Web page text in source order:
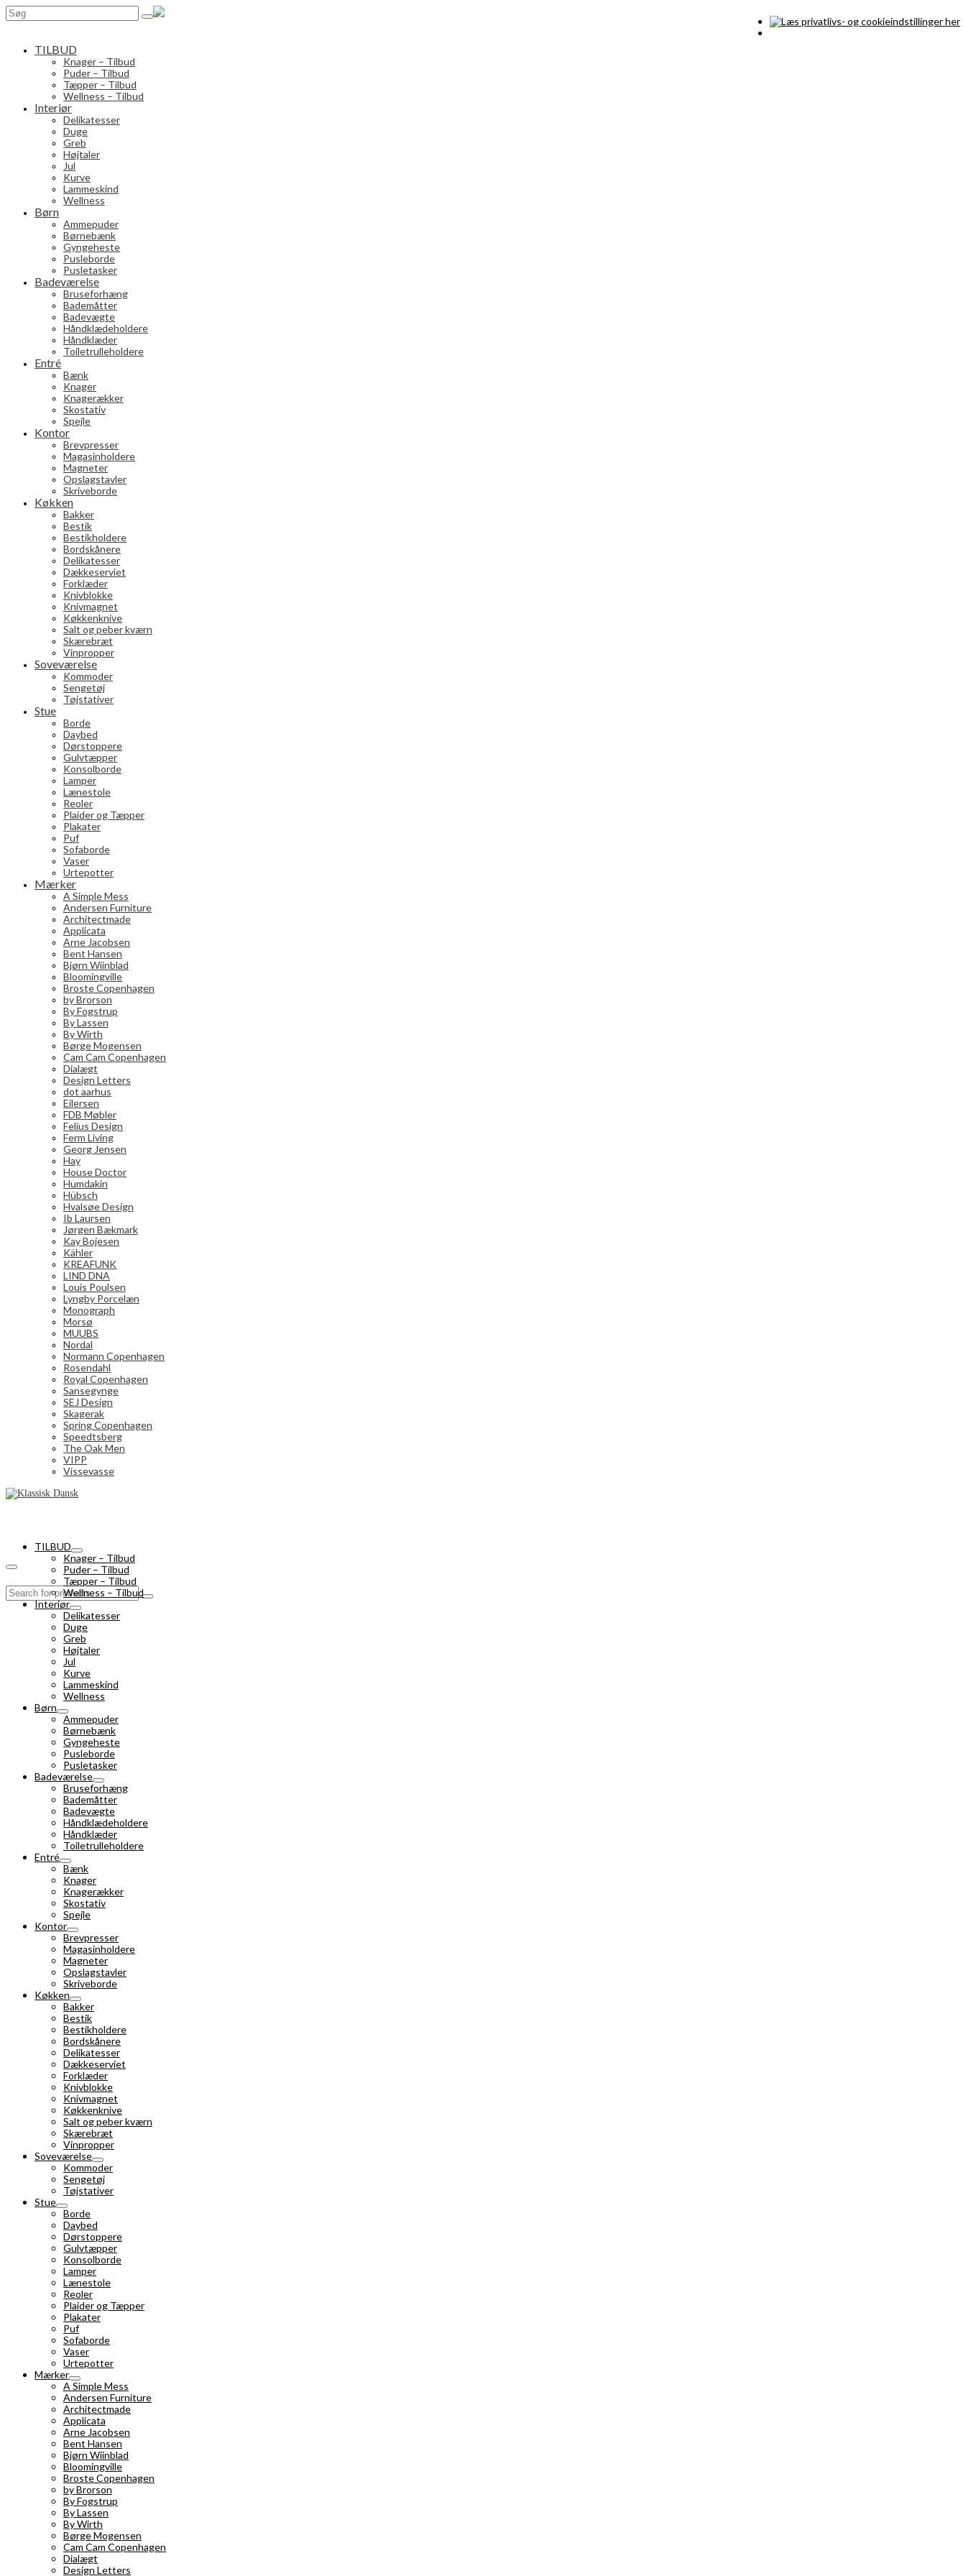
Search
for:
TILBUD
Knager – Tilbud
Puder – Tilbud
Tæpper – Tilbud
Wellness – Tilbud
Interiør
Delikatesser
Duge
Greb
Højtaler
Jul
Kurve
Lammeskind
Wellness
Børn
Ammepuder
Børnebænk
Gyngeheste
Pusleborde
Pusletasker
Badeværelse
Bruseforhæng
Bademåtter
Badevægte
Håndklædeholdere
Håndklæder
Toiletrulleholdere
Entré
Bænk
Knager
Knagerækker
Skostativ
Spejle
Kontor
Brevpresser
Magasinholdere
Magneter
Opslagstavler
Skriveborde
Køkken
Bakker
Bestik
Bestikholdere
Bordskånere
Delikatesser
Dækkeserviet
Forklæder
Knivblokke
Knivmagnet
Køkkenknive
Salt og peber kværn
Skærebræt
Vinpropper
Soveværelse
Kommoder
Sengetøj
Tøjstativer
Stue
Borde
Daybed
Dørstoppere
Gulvtæpper
Konsolborde
Lamper
Lænestole
Reoler
Plaider og Tæpper
Plakater
Puf
Sofaborde
Vaser
Urtepotter
Mærker
A Simple Mess
Andersen Furniture
Architectmade
Applicata
Arne Jacobsen
Bent Hansen
Bjørn Wiinblad
Bloomingville
Broste Copenhagen
by Brorson
By Fogstrup
By Lassen
By Wirth
Børge Mogensen
Cam Cam Copenhagen
Dialægt
Design Letters
dot aarhus
Eilersen
FDB Møbler
Felius Design
Ferm Living
Georg Jensen
Hay
House Doctor
Humdakin
Hübsch
Hvalsøe Design
Ib Laursen
Jørgen Bækmark
Kay Bojesen
Kähler
KREAFUNK
LIND DNA
Louis Poulsen
Lyngby Porcelæn
Monograph
Morsø
MUUBS
Nordal
Normann Copenhagen
Rosendahl
Royal Copenhagen
Sansegynge
SEJ Design
Skagerak
Spring Copenhagen
Speedtsberg
The Oak Men
VIPP
Vissevasse
Search
for:
TILBUD
Knager – Tilbud
Puder – Tilbud
Tæpper – Tilbud
Wellness – Tilbud
Interiør
Delikatesser
Duge
Greb
Højtaler
Jul
Kurve
Lammeskind
Wellness
Børn
Ammepuder
Børnebænk
Gyngeheste
Pusleborde
Pusletasker
Badeværelse
Bruseforhæng
Bademåtter
Badevægte
Håndklædeholdere
Håndklæder
Toiletrulleholdere
Entré
Bænk
Knager
Knagerækker
Skostativ
Spejle
Kontor
Brevpresser
Magasinholdere
Magneter
Opslagstavler
Skriveborde
Køkken
Bakker
Bestik
Bestikholdere
Bordskånere
Delikatesser
Dækkeserviet
Forklæder
Knivblokke
Knivmagnet
Køkkenknive
Salt og peber kværn
Skærebræt
Vinpropper
Soveværelse
Kommoder
Sengetøj
Tøjstativer
Stue
Borde
Daybed
Dørstoppere
Gulvtæpper
Konsolborde
Lamper
Lænestole
Reoler
Plaider og Tæpper
Plakater
Puf
Sofaborde
Vaser
Urtepotter
Mærker
A Simple Mess
Andersen Furniture
Architectmade
Applicata
Arne Jacobsen
Bent Hansen
Bjørn Wiinblad
Bloomingville
Broste Copenhagen
by Brorson
By Fogstrup
By Lassen
By Wirth
Børge Mogensen
Cam Cam Copenhagen
Dialægt
Design Letters